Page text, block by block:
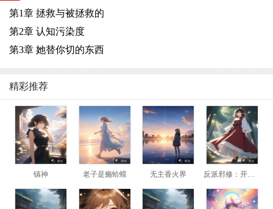
第1章 拯救与被拯救的
第2章 认知污染度
第3章 她替你切的东西
精彩推荐
镇神 老子是癞蛤蟆 无主香火界 反派邪修：开局我是瘸腿老头